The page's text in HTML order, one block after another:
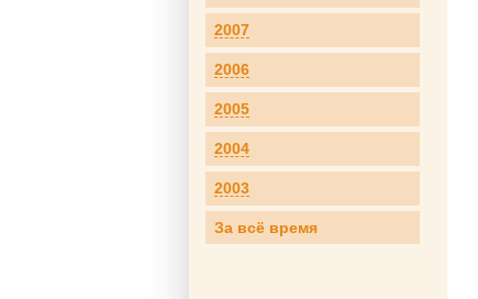
2007
2006
2005
2004
2003
За всё время